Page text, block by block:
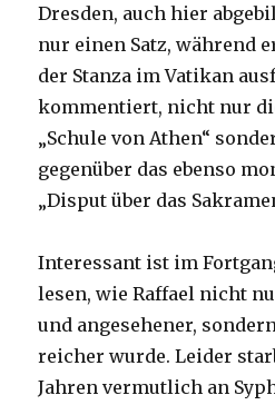
Dresden, auch hier
nur einen Satz, während
der Stanza im Vatikan
kommentiert, nicht nur
„Schule von Athen“
gegenüber das ebenso
„Disput über das
Interessant ist im
lesen, wie Raffael nicht
und angesehener,
reicher wurde. Leider
Jahren vermutlich an